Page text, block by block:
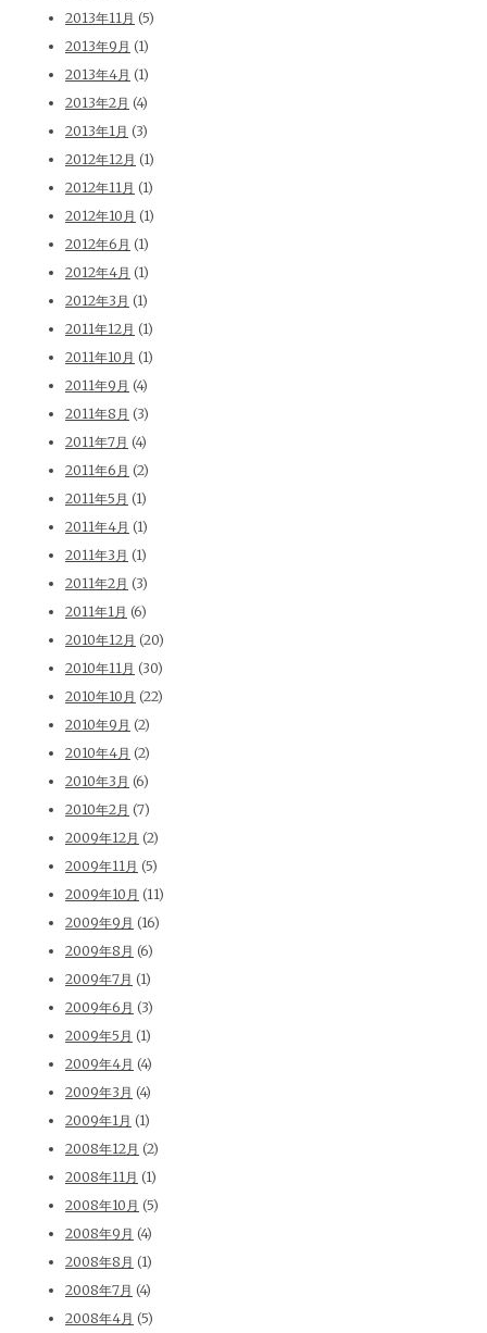
2013年11月 (5)
2013年9月 (1)
2013年4月 (1)
2013年2月 (4)
2013年1月 (3)
2012年12月 (1)
2012年11月 (1)
2012年10月 (1)
2012年6月 (1)
2012年4月 (1)
2012年3月 (1)
2011年12月 (1)
2011年10月 (1)
2011年9月 (4)
2011年8月 (3)
2011年7月 (4)
2011年6月 (2)
2011年5月 (1)
2011年4月 (1)
2011年3月 (1)
2011年2月 (3)
2011年1月 (6)
2010年12月 (20)
2010年11月 (30)
2010年10月 (22)
2010年9月 (2)
2010年4月 (2)
2010年3月 (6)
2010年2月 (7)
2009年12月 (2)
2009年11月 (5)
2009年10月 (11)
2009年9月 (16)
2009年8月 (6)
2009年7月 (1)
2009年6月 (3)
2009年5月 (1)
2009年4月 (4)
2009年3月 (4)
2009年1月 (1)
2008年12月 (2)
2008年11月 (1)
2008年10月 (5)
2008年9月 (4)
2008年8月 (1)
2008年7月 (4)
2008年4月 (5)